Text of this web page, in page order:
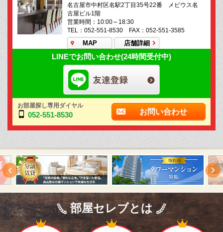
名古屋市中村区名駅2丁目35号22番 メビウス名
古屋ビル1階
営業時間：10:00～18:30
TEL：052-551-8530 FAX：052-551-3585
MAP 店舗詳細
LINEでお問い合わせ(24時間受付中)
お部屋探し専用ダイヤル
052-551-8530 お問い合わせ
部屋セレブとは